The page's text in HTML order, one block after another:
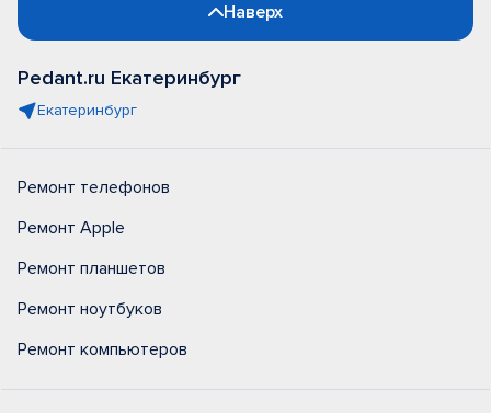
Наверх
Pedant.ru Екатеринбург
Екатеринбург
Ремонт телефонов
Ремонт Apple
Ремонт планшетов
Ремонт ноутбуков
Ремонт компьютеров